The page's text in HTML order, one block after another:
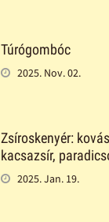
Túrógombóc
2025. Nov. 02.
Zsíroskenyér:
kacsazsír,
2025. Jan. 19.